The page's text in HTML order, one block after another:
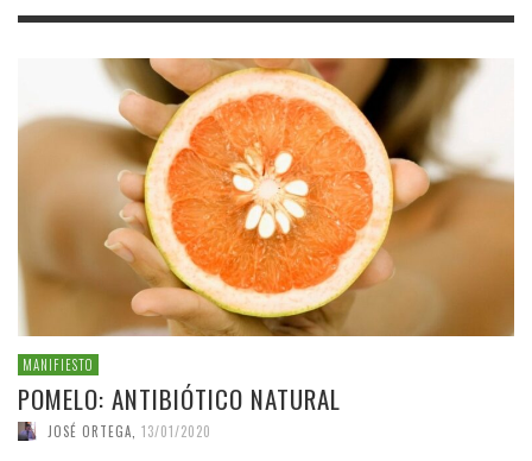
MANIFIESTO
POMELO: ANTIBIÓTICO NATURAL
JOSÉ ORTEGA 13/01/2020